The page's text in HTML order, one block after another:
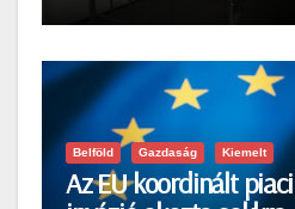
Belföld Gazdaság Kiemelt
Az EU koordinált